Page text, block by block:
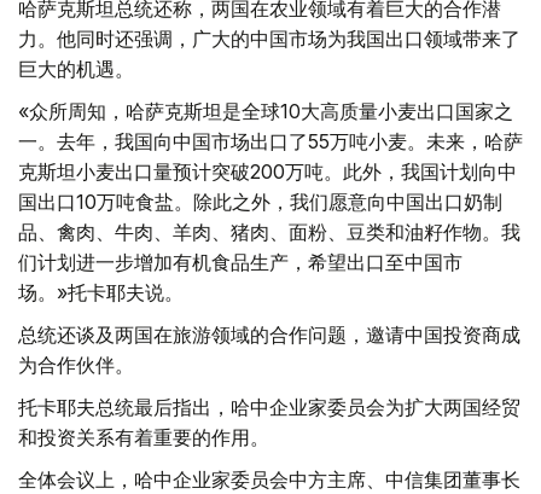
哈萨克斯坦总统还称，两国在农业领域有着巨大的合作潜
力。他同时还强调，广大的中国市场为我国出口领域带来了
巨大的机遇。
«众所周知，哈萨克斯坦是全球10大高质量小麦出口国家之
一。去年，我国向中国市场出口了55万吨小麦。未来，哈萨
克斯坦小麦出口量预计突破200万吨。此外，我国计划向中
国出口10万吨食盐。除此之外，我们愿意向中国出口奶制
品、禽肉、牛肉、羊肉、猪肉、面粉、豆类和油籽作物。我
们计划进一步增加有机食品生产，希望出口至中国市
场。»托卡耶夫说。
总统还谈及两国在旅游领域的合作问题，邀请中国投资商成
为合作伙伴。
托卡耶夫总统最后指出，哈中企业家委员会为扩大两国经贸
和投资关系有着重要的作用。
全体会议上，哈中企业家委员会中方主席、中信集团董事长